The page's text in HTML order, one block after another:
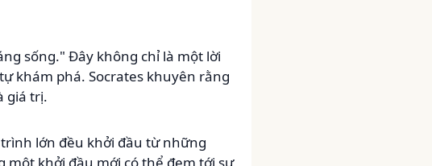
sống." Đây không chỉ là một lời
khám phá. Socrates khuyên rằng
giá trị.
lớn đều khởi đầu từ những